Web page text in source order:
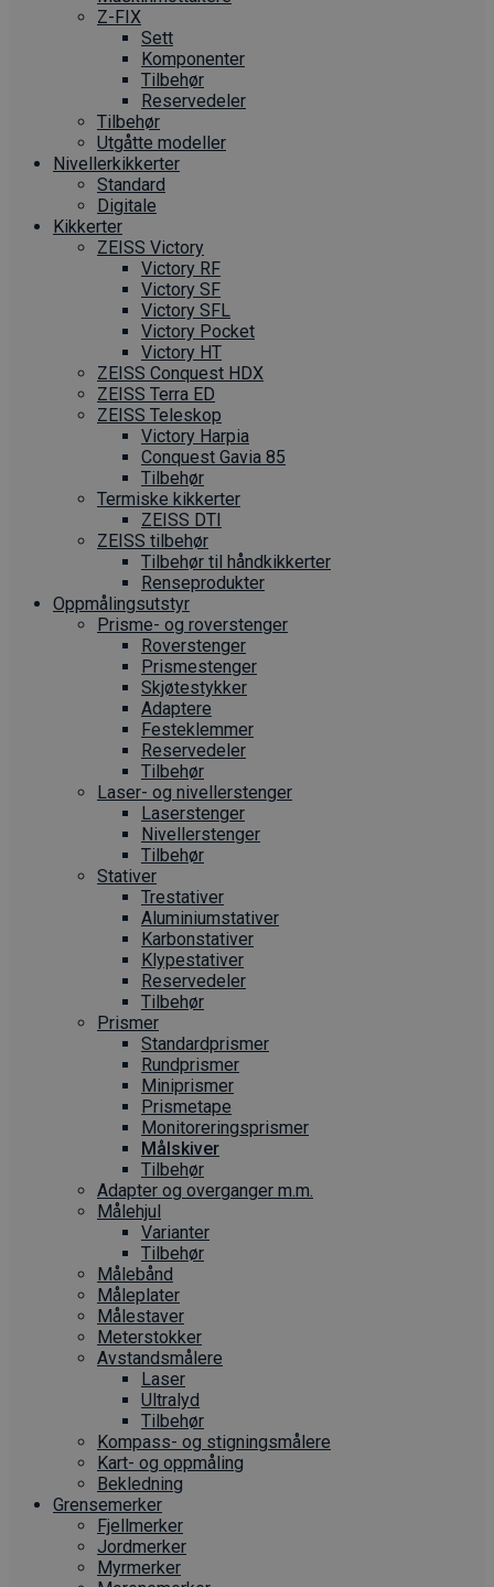
Z-FIX
Sett
Komponenter
Tilbehør
Reservedeler
Tilbehør
Utgåtte modeller
Nivellerkikkerter
Standard
Digitale
Kikkerter
ZEISS Victory
Victory RF
Victory SF
Victory SFL
Victory Pocket
Victory HT
ZEISS Conquest HDX
ZEISS Terra ED
ZEISS Teleskop
Victory Harpia
Conquest Gavia 85
Tilbehør
Termiske kikkerter
ZEISS DTI
ZEISS tilbehør
Tilbehør til håndkikkerter
Renseprodukter
Oppmålings­utstyr
Prisme- og roverstenger
Roverstenger
Prismestenger
Skjøtestykker
Adaptere
Festeklemmer
Reservedeler
Tilbehør
Laser- og nivellerstenger
Laserstenger
Nivellerstenger
Tilbehør
Stativer
Trestativer
Aluminiumstativer
Karbonstativer
Klypestativer
Reservedeler
Tilbehør
Prismer
Standardprismer
Rundprismer
Miniprismer
Prismetape
Monitoreringsprismer
Målskiver
Tilbehør
Adapter og overganger m.m.
Målehjul
Varianter
Tilbehør
Målebånd
Måleplater
Målestaver
Meterstokker
Avstandsmålere
Laser
Ultralyd
Tilbehør
Kompass- og stigningsmålere
Kart- og oppmåling
Bekledning
Grense­merker
Fjellmerker
Jordmerker
Myrmerker